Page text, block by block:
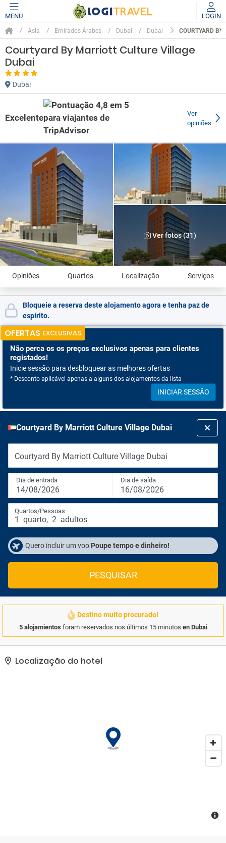
MENU LOGIN
Ásia Emirados Árabes Dubai Dubai COURTYARD
Courtyard By Marriott Culture Village
Dubai
Dubai
Excelente
Ver
opiniões
Ver fotos (31)
Opiniões Quartos Localização Serviços
Bloqueie a reserva deste alojamento agora e tenha paz de
espírito.
OFERTAS EXCLUSIVAS
Não perca os os preços exclusivos apenas para clientes
registados!
Inicie sessão para desbloquear as melhores ofertas
* Desconto aplicável apenas a alguns dos alojamentos da lista
INICIAR SESSÃO
Courtyard By Marriott Culture Village Dubai
Courtyard By Marriott Culture Village Dubai
Dia de entrada
14/08/2026
Dia de saída
16/08/2026
Quartos/Pessoas
1 quarto, 2 adultos
Quero incluir um voo Poupe tempo e dinheiro!
PESQUISAR
Destino muito procurado!
5 alojamientos foram reservados nos últimos 15 minutos en Dubai
Localização do hotel